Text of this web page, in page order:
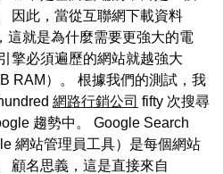
因此，當從互聯網下載資料
這就是為什麼需要更強大的電
擎必須遍歷的網站就越強大
RAM）。 根據我們的測試，我
網路行銷公司 fifty 次搜尋
趨勢中。 Google Search
網站管理員工具）是每個網站
顧名思義，這是直接來自